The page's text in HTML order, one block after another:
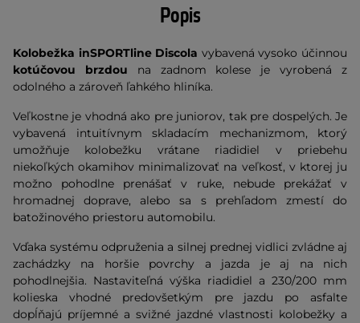
Popis
Kolobežka inSPORTline Discola vybavená vysoko účinnou
kotúčovou brzdou na zadnom kolese je vyrobená z
odolného a zároveň ľahkého hliníka.
Veľkostne je vhodná ako pre juniorov, tak pre dospelých. Je
vybavená intuitívnym skladacím mechanizmom, ktorý
umožňuje kolobežku vrátane riadidiel v priebehu
niekoľkých okamihov minimalizovať na veľkosť, v ktorej ju
možno pohodlne prenášať v ruke, nebude prekážať v
hromadnej doprave, alebo sa s prehľadom zmestí do
batožinového priestoru automobilu.
Vďaka systému odpruženia a silnej prednej vidlici zvládne aj
zachádzky na horšie povrchy a jazda je aj na nich
pohodlnejšia. Nastaviteľná výška riadidiel a 230/200 mm
kolieska vhodné predovšetkým pre jazdu po asfalte
dopĺňajú príjemné a svižné jazdné vlastnosti kolobežky a